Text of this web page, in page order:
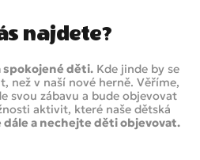
najdete?
spokojené děti.Kde jinde by se
než v naší nové herně. Věříme,
svou zábavu a bude objevovat
aktivit, které naše dětská
dále a nechejte děti objevovat.